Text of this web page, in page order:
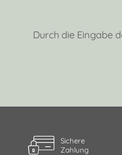
Durch die Eingabe
Sichere
Zahlung